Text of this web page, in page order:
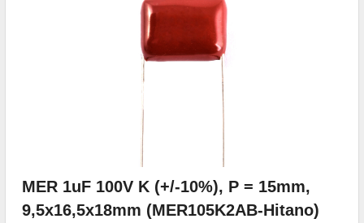
MER 1uF 100V K (+/-10%), P = 15mm,
9,5x16,5x18mm (MER105K2AB-Hitano)